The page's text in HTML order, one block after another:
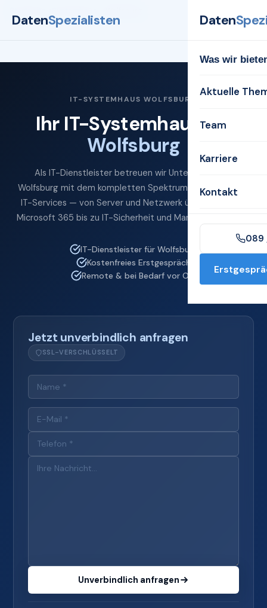
DatenSpezialisten Daten
Was wir
Aktuelle
Team
Karriere
Kontakt
089
IT-SYSTEMHAUS WOLFSBURG
Ihr IT-Systemhaus für
Wolfsburg
Als IT-Dienstleister betreuen wir Unternehmen in
Wolfsburg mit dem kompletten Spektrum professioneller
IT-Services — von Server und Netzwerk über Cloud und
Microsoft 365 bis zu IT-Sicherheit und Managed Services.
IT-Dienstleister für Wolfsburg
Kostenfreies Erstgespräch
Remote & bei Bedarf vor Ort
Jetzt unverbindlich anfragen
SSL-VERSCHLÜSSELT
Unverbindlich anfragen